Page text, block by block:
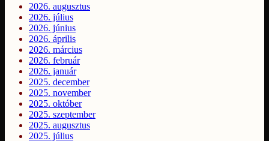
2026. augusztus
2026. július
2026. június
2026. április
2026. március
2026. február
2026. január
2025. december
2025. november
2025. október
2025. szeptember
2025. augusztus
2025. július